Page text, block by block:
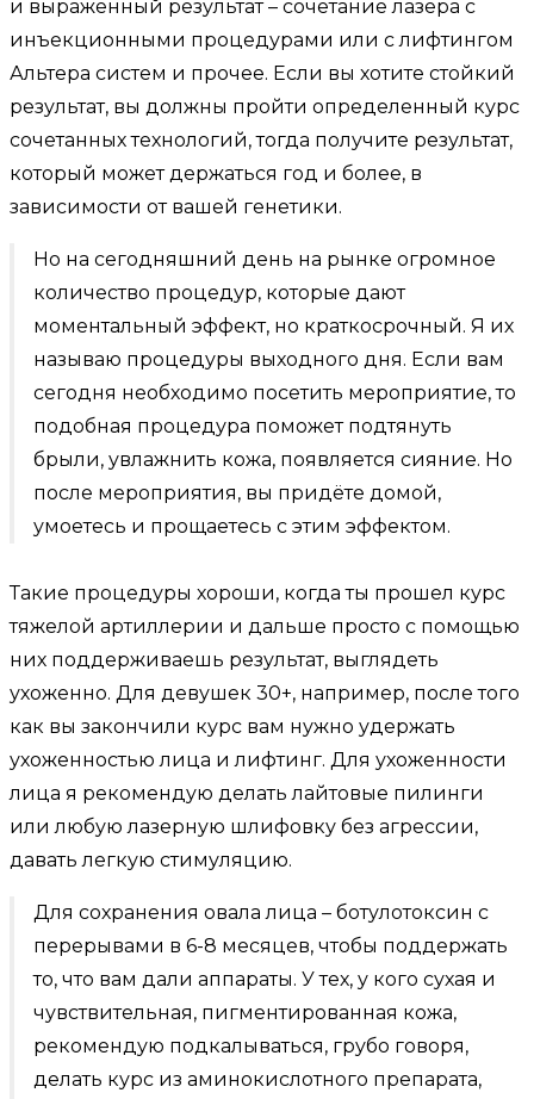
и выраженный результат – сочетание лазера с
инъекционными процедурами или с лифтингом
Альтера систем и прочее. Если вы хотите стойкий
результат, вы должны пройти определенный курс
сочетанных технологий, тогда получите результат,
который может держаться год и более, в
зависимости от вашей генетики.
Но на сегодняшний день на рынке огромное
количество процедур, которые дают
моментальный эффект, но краткосрочный. Я их
называю процедуры выходного дня. Если вам
сегодня необходимо посетить мероприятие, то
подобная процедура поможет подтянуть
брыли, увлажнить кожа, появляется сияние. Но
после мероприятия, вы придёте домой,
умоетесь и прощаетесь с этим эффектом.
Такие процедуры хороши, когда ты прошел курс
тяжелой артиллерии и дальше просто с помощью
них поддерживаешь результат, выглядеть
ухоженно. Для девушек 30+, например, после того
как вы закончили курс вам нужно удержать
ухоженностью лица и лифтинг. Для ухоженности
лица я рекомендую делать лайтовые пилинги
или любую лазерную шлифовку без агрессии,
давать легкую стимуляцию.
Для сохранения овала лица – ботулотоксин с
перерывами в 6-8 месяцев, чтобы поддержать
то, что вам дали аппараты. У тех, у кого сухая и
чувствительная, пигментированная кожа,
рекомендую подкалываться, грубо говоря,
делать курс из аминокислотного препарата,